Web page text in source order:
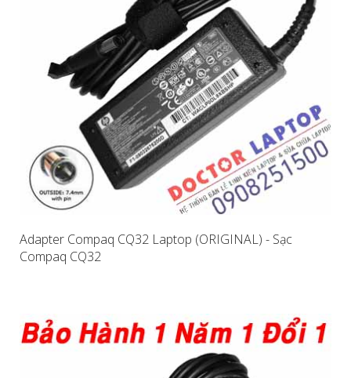
Adapter Compaq CQ32 Laptop (ORIGINAL) - Sạc
Compaq CQ32